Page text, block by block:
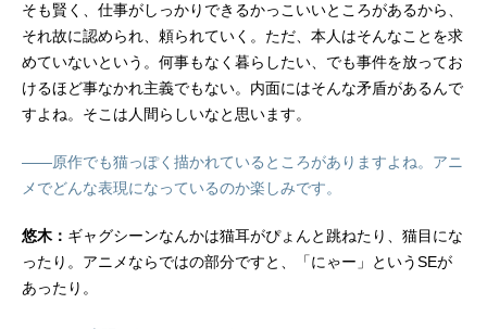
そも賢く、仕事がしっかりできるかっこいいところがあるから、
それ故に認められ、頼られていく。ただ、本人はそんなことを求
めていないという。何事もなく暮らしたい、でも事件を放ってお
けるほど事なかれ主義でもない。内面にはそんな矛盾があるんで
すよね。そこは人間らしいなと思います。
――原作でも猫っぽく描かれているところがありますよね。アニ
メでどんな表現になっているのか楽しみです。
悠木： ギャグシーンなんかは猫耳がぴょんと跳ねたり、猫目にな
ったり。アニメならではの部分ですと、「にゃー」というSEが
あったり。